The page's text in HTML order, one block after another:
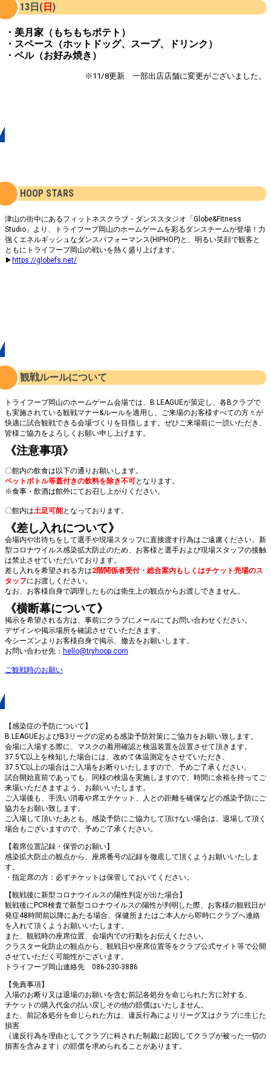
13日( 日)
・美月家（もちもちポテト）
・スペース（ホットドッグ、スープ、ドリンク）
・ベル（お好み焼き）
※11/8更新 一部出店店舗に変更がございました。
HOOP STARS
津山の街中にあるフィットネスクラブ・ダンススタジオ「Globe&Fitness
Studio」より、トライフープ岡山のホームゲームを彩るダンスチームが登場！力
強くエネルギッシュなダンスパフォーマンス(HIPHOP)と、明るい笑顔で観客と
ともにトライフープ岡山の戦いを熱く盛り上げます。
▶ https://globefs.net/
観戦ルールについて
トライフープ岡山のホームゲーム会場では、B.LEAGUEが策定し、各Bクラブで
も実施されている観戦マナー&ルールを適用し、ご来場のお客様すべての方々が
快適に試合観戦できる会場づくりを目指します。ぜひご来場前に一読いただき、
皆様ご協力をよろしくお願い申し上げます。
《注意事項》
〇館内の飲食は以下の通りお願いします。
ペットボトル等蓋付きの飲料を除き不可となります。
※食事・飲酒は館外にてお召し上がりください。
〇館内は土足可能となっております。
《差し入れについて》
会場内や出待ちをして選手や現場スタッフに直接渡す行為はご遠慮ください。新
型コロナウイルス感染拡大防止のため、お客様と選手および現場スタッフの接触
は禁止させていただいております。
差し入れを希望される方は2階関係者受付・総合案内もしくはチケット売場のス
タッフにお渡しください。
なお、お客様自身で調理したものは衛生上の観点からお渡しできません。
《横断幕について》
掲示を希望される方は、事前にクラブにメールにてお問い合わせください。
デザインや掲示場所を確認させていただきます。
今シーズンよりお客様自身で掲示、撤去をお願いします。
お問い合わせ先： hello@tryhoop.com
ご観戦時のお願い
【感染症の予防について】
B.LEAGUEおよびB3リーグの定める感染予防対策にご協力をお願い致します。
会場に入場する際に、マスクの着用確認と検温装置を設置させて頂きます。
37.5℃以上を検知した場合には、改めて体温測定をさせていただき、
37.5℃以上の場合はご入場をお断りいたしますので、予めご了承ください。
試合開始直前であっても、同様の検温を実施しますので、時間に余裕を持ってご
来場いただきますよう、お願いいたします。
ご入場後も、手洗い消毒や席エチケット、人との距離を確保などの感染予防にご
協力をお願い致します。
ご入場して頂いたあとも、感染予防にご協力して頂けない場合は、退場して頂く
場合もございますので、予めご了承ください。
【着席位置記録・保管のお願い】
感染拡大防止の観点から、座席番号の記録を徹底して頂くようお願いいたしま
す。
・指定席の方：必ずチケットは保管しておいてください。
【観戦後に新型コロナウイルスの陽性判定が出た場合】
観戦後にPCR検査で新型コロナウイルスの陽性が判明した際、お客様の観戦日が
発症48時間前以降にあたる場合、保健所またはご本人から即時にクラブへ連絡
を入れて頂くようお願いいたします。
また、観戦時の座席位置、会場内での行動をお伝えください。
クラスター化防止の観点から、観戦日や座席位置等をクラブ公式サイト等で公開
させていただく可能性がございます。
トライフープ岡山連絡先 086-230-3886
【免責事項】
入場のお断り又は退場のお願いを含む前記各処分を命じられた方に対する、
チケットの購入代金の払い戻しその他の賠償はいたしません。
また、前記各処分を命じられた方は、違反行為によりリーグ又はクラブに生じた
損害
（違反行為を理由としてクラブに科された制裁に起因してクラブが被った一切の
損害を含みます）の賠償を求められることがあります。